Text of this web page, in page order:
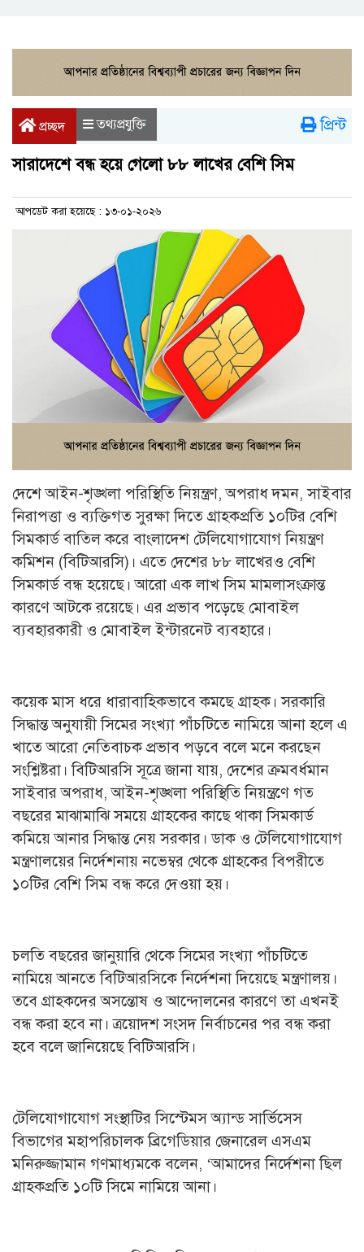
প্রচ্ছদ তথ্যপ্রযুক্তি প্রিন্ট
সারাদেশে বন্ধ হয়ে গেলো ৮৮ লাখের বেশি সিম
আপডেট করা হয়েছে : ১৩-০১-২০২৬
দেশে আইন-শৃঙ্খলা পরিস্থিতি নিয়ন্ত্রণ, অপরাধ দমন, সাইবার
নিরাপত্তা ও ব্যক্তিগত সুরক্ষা দিতে গ্রাহকপ্রতি ১০টির বেশি
সিমকার্ড বাতিল করে বাংলাদেশ টেলিযোগাযোগ নিয়ন্ত্রণ
কমিশন (বিটিআরসি)। এতে দেশের ৮৮ লাখেরও বেশি
সিমকার্ড বন্ধ হয়েছে। আরো এক লাখ সিম মামলাসংক্রান্ত
কারণে আটকে রয়েছে। এর প্রভাব পড়েছে মোবাইল
ব্যবহারকারী ও মোবাইল ইন্টারনেট ব্যবহারে।
কয়েক মাস ধরে ধারাবাহিকভাবে কমছে গ্রাহক। সরকারি
সিদ্ধান্ত অনুযায়ী সিমের সংখ্যা পাঁচটিতে নামিয়ে আনা হলে এ
খাতে আরো নেতিবাচক প্রভাব পড়বে বলে মনে করছেন
সংশ্লিষ্টরা। বিটিআরসি সূত্রে জানা যায়, দেশের ক্রমবর্ধমান
সাইবার অপরাধ, আইন-শৃঙ্খলা পরিস্থিতি নিয়ন্ত্রণে গত
বছরের মাঝামাঝি সময়ে গ্রাহকের কাছে থাকা সিমকার্ড
কমিয়ে আনার সিদ্ধান্ত নেয় সরকার। ডাক ও টেলিযোগাযোগ
মন্ত্রণালয়ের নির্দেশনায় নভেম্বর থেকে গ্রাহকের বিপরীতে
১০টির বেশি সিম বন্ধ করে দেওয়া হয়।
চলতি বছরের জানুয়ারি থেকে সিমের সংখ্যা পাঁচটিতে
নামিয়ে আনতে বিটিআরসিকে নির্দেশনা দিয়েছে মন্ত্রণালয়।
তবে গ্রাহকদের অসন্তোষ ও আন্দোলনের কারণে তা এখনই
বন্ধ করা হবে না। ত্রয়োদশ সংসদ নির্বাচনের পর বন্ধ করা
হবে বলে জানিয়েছে বিটিআরসি।
টেলিযোগাযোগ সংস্থাটির সিস্টেমস অ্যান্ড সার্ভিসেস
বিভাগের মহাপরিচালক ব্রিগেডিয়ার জেনারেল এসএম
মনিরুজ্জামান গণমাধ্যমকে বলেন, ‘আমাদের নির্দেশনা ছিল
গ্রাহকপ্রতি ১০টি সিমে নামিয়ে আনা।